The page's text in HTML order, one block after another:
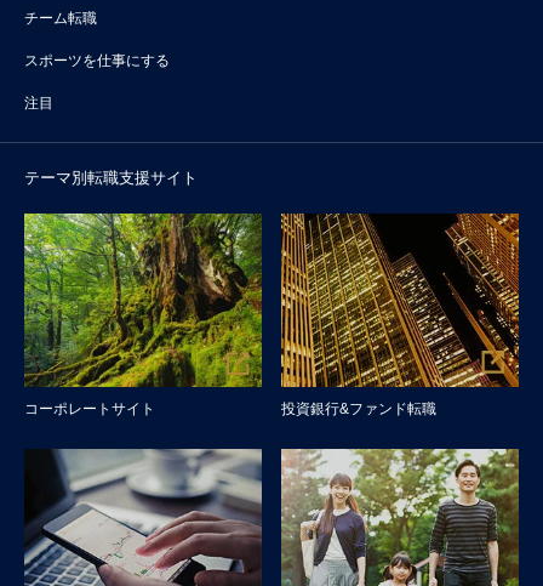
チーム転職
スポーツを仕事にする
注目
テーマ別転職支援サイト
コーポレートサイト 投資銀行&ファンド転職